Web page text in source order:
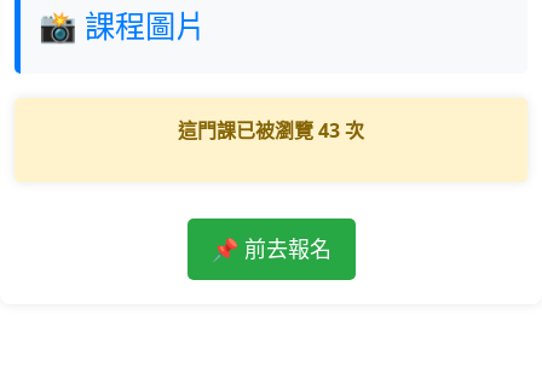
📸 課程圖片
這門課已被瀏覽43次
📌 前去報名